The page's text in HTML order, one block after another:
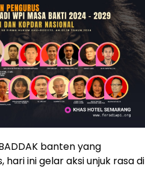
banten yang
ini gelar aksi unjuk rasa di